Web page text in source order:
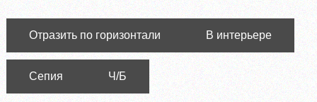
Отразить по горизонтали В интерьере
Сепия Ч/Б